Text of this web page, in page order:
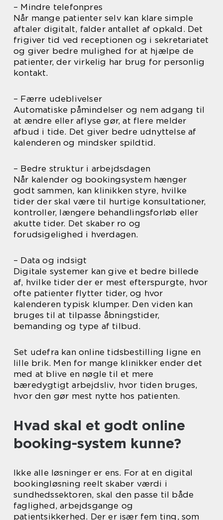
– Mindre telefonpres
Når mange patienter selv kan klare simple
aftaler digitalt, falder antallet af opkald. Det
frigiver tid ved receptionen og i sekretariatet
og giver bedre mulighed for at hjælpe de
patienter, der virkelig har brug for personlig
kontakt.
– Færre udeblivelser
Automatiske påmindelser og nem adgang til
at ændre eller aflyse gør, at flere melder
afbud i tide. Det giver bedre udnyttelse af
kalenderen og mindsker spildtid.
– Bedre struktur i arbejdsdagen
Når kalender og bookingsystem hænger
godt sammen, kan klinikken styre, hvilke
tider der skal være til hurtige konsultationer,
kontroller, længere behandlingsforløb eller
akutte tider. Det skaber ro og
forudsigelighed i hverdagen.
– Data og indsigt
Digitale systemer kan give et bedre billede
af, hvilke tider der er mest efterspurgte, hvor
ofte patienter flytter tider, og hvor
kalenderen typisk klumper. Den viden kan
bruges til at tilpasse åbningstider,
bemanding og type af tilbud.
Set udefra kan online tidsbestilling ligne en
lille brik. Men for mange klinikker ender det
med at blive en nøgle til et mere
bæredygtigt arbejdsliv, hvor tiden bruges,
hvor den gør mest nytte hos patienten.
Hvad skal et godt online
booking-system kunne?
Ikke alle løsninger er ens. For at en digital
bookingløsning reelt skaber værdi i
sundhedssektoren, skal den passe til både
faglighed, arbejdsgange og
patientsikkerhed. Der er især fem ting, som